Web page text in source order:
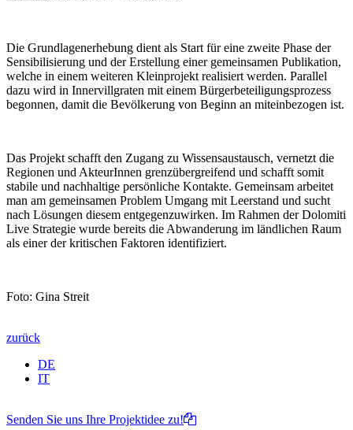
Die Grundlagenerhebung dient als Start für eine zweite Phase der
Sensibilisierung und der Erstellung einer gemeinsamen Publikation,
welche in einem weiteren Kleinprojekt realisiert werden. Parallel
dazu wird in Innervillgraten mit einem Bürgerbeteiligungsprozess
begonnen, damit die Bevölkerung von Beginn an miteinbezogen ist.
Das Projekt schafft den Zugang zu Wissensaustausch, vernetzt die
Regionen und AkteurInnen grenzübergreifend und schafft somit
stabile und nachhaltige persönliche Kontakte. Gemeinsam arbeitet
man am gemeinsamen Problem Umgang mit Leerstand und sucht
nach Lösungen diesem entgegenzuwirken. Im Rahmen der Dolomiti
Live Strategie wurde bereits die Abwanderung im ländlichen Raum
als einer der kritischen Faktoren identifiziert.
Foto: Gina Streit
zurück
DE
IT
Senden Sie uns Ihre Projektidee zu!